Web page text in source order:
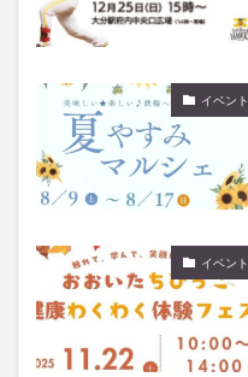
イベント
イベント